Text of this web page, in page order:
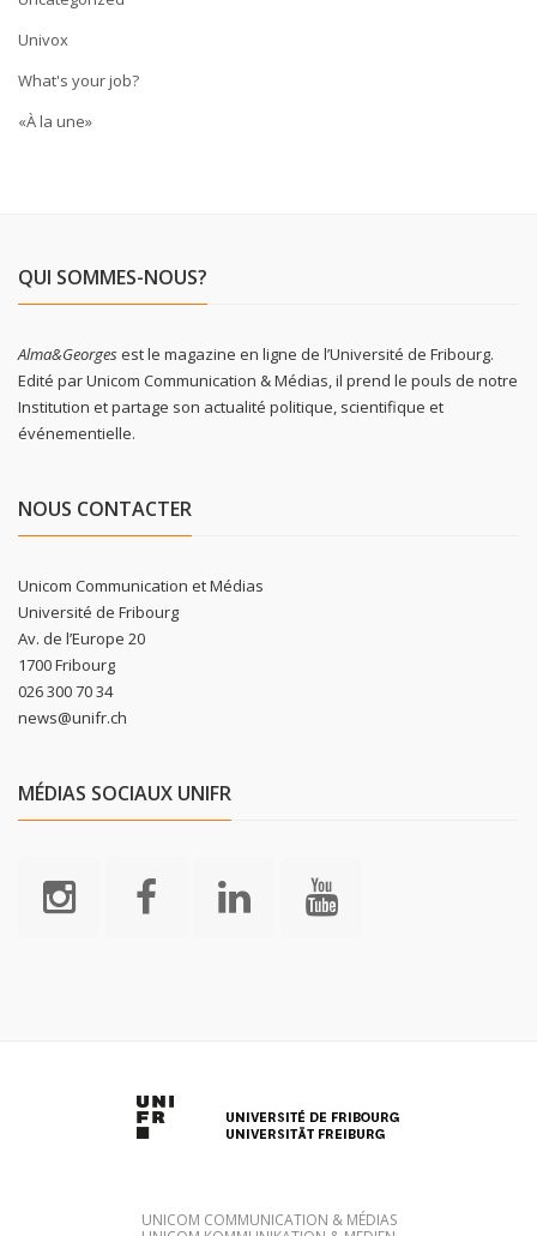
Univox
What's your job?
«À la une»
QUI SOMMES-NOUS?
Alma&Georgesest le magazine en ligne de l’Université de Fribourg.
Edité par Unicom Communication & Médias, il prend le pouls de notre
Institution et partage son actualité politique, scientifique et
événementielle.
NOUS CONTACTER
Unicom Communication et Médias
Université de Fribourg
Av. de l’Europe 20
1700 Fribourg
026 300 70 34
news@unifr.ch
MÉDIAS SOCIAUX UNIFR
UNICOM COMMUNICATION & MÉDIAS